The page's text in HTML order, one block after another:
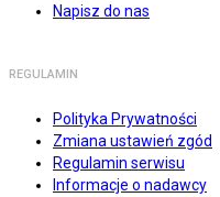
Napisz do nas
REGULAMIN
Polityka Prywatności
Zmiana ustawień zgód
Regulamin serwisu
Informacje o nadawcy